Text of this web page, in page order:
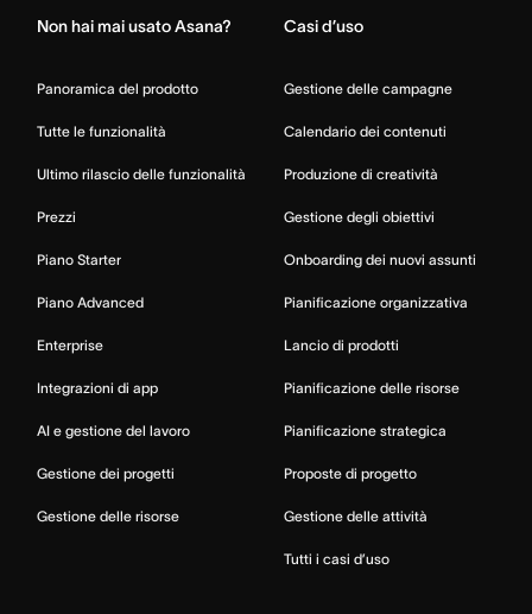
Non hai mai usato Asana?
Panoramica del prodotto
Tutte le funzionalità
Ultimo rilascio delle funzionalità
Prezzi
Piano Starter
Piano Advanced
Enterprise
Integrazioni di app
AI e gestione del lavoro
Gestione dei progetti
Gestione delle risorse
Casi d’uso
Gestione delle campagne
Calendario dei contenuti
Produzione di creatività
Gestione degli obiettivi
Onboarding dei nuovi assunti
Pianificazione organizzativa
Lancio di prodotti
Pianificazione delle risorse
Pianificazione strategica
Proposte di progetto
Gestione delle attività
Tutti i casi d’uso